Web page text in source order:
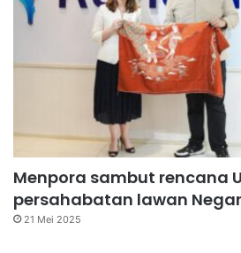
Menpora sambut rencana
persahabatan lawan
21 Mei 2025